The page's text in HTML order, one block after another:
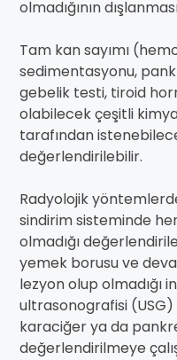
olmadığının
Tam kan sayımı
sedimentasyonu,
gebelik testi, tiroid
olabilecek çeşitli
tarafından
değerlendirilebilir.
Radyolojik
sindirim sisteminde
olmadığı
yemek borusu ve
lezyon olup olmadığı
ultrasonografisi (USG)
karaciğer ya da
değerlendirilmeye